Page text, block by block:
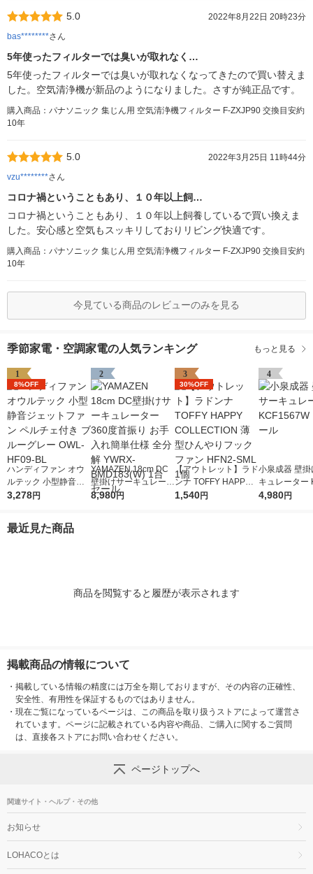
5.0
2022年8月22日 20時23分
bas********さん
5年使ったフィルターでは臭いが取れなく…
5年使ったフィルターでは臭いが取れなくなってきたので買い替えま
した。空気清浄機が新品のようになりました。さすが純正品です。
購入商品：パナソニック 集じん用 空気清浄機フィルター F-ZXJP90 交換目安約
10年
5.0
2022年3月25日 11時44分
vzu********さん
コロナ禍ということもあり、１０年以上飼…
コロナ禍ということもあり、１０年以上飼養しているで買い換えま
した。安心感と空気もスッキリしておりリビング快適です。
購入商品：パナソニック 集じん用 空気清浄機フィルター F-ZXJP90 交換目安約
10年
今見ている商品のレビューのみを見る
季節家電・空調家電の人気ランキング もっと見る
1
8%OFF
ハンディファン オウ
ルテック 小型静音ジ
ェットファン ペルチ
3,278円
2
YAMAZEN 18cm DC
壁掛けサーキュレータ
ー 360度首振り お手
8,980円
3
30%OFF
【アウトレット】ラド
ンナ TOFFY HAPPY
COLLECTION 薄型ひ
1,540円
4
小泉成器 壁掛
キュレーター
7W 1台 セール
4,980円
最近見た商品
商品を閲覧すると履歴が表示されます
掲載商品の情報について
・ 掲載している情報の精度には万全を期しておりますが、その内容の正確性、
安全性、有用性を保証するものではありません。
・ 現在ご覧になっているページは、この商品を取り扱うストアによって運営さ
れています。ページに記載されている内容や商品、ご購入に関するご質問
は、直接各ストアにお問い合わせください。
ページトップへ
関連サイト・ヘルプ・その他
お知らせ
LOHACOとは